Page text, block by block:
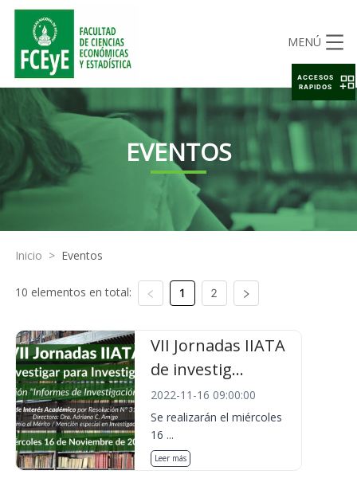
MENÚ
EVENTOS
Inicio > Eventos
10 elementos en total: 1 2
VII Jornadas IIATA
de investig...
2022-11-16 09:00:00
Se realizarán el miércoles
16 ...
Leer más
ACCESOS
RAPIDOS